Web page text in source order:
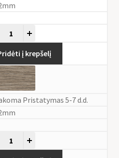
į krepšelį
Pristatymas 5-7 d.d.